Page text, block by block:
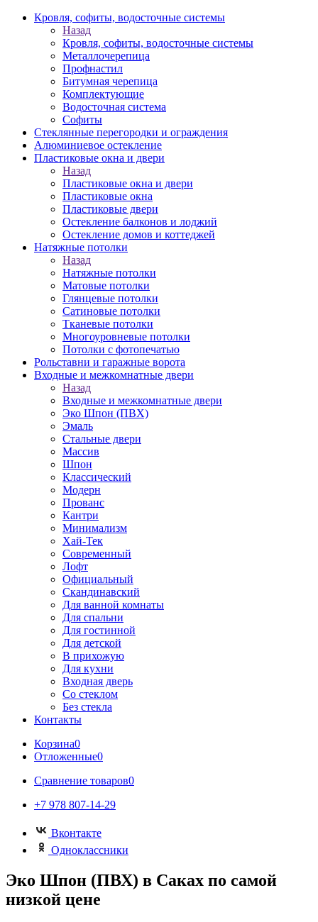
Кровля, софиты, водосточные системы
Назад
Кровля, софиты, водосточные системы
Металлочерепица
Профнастил
Битумная черепица
Комплектующие
Водосточная система
Софиты
Стеклянные перегородки и ограждения
Алюминиевое остекление
Пластиковые окна и двери
Назад
Пластиковые окна и двери
Пластиковые окна
Пластиковые двери
Остекление балконов и лоджий
Остекление домов и коттеджей
Натяжные потолки
Назад
Натяжные потолки
Матовые потолки
Глянцевые потолки
Сатиновые потолки
Тканевые потолки
Многоуровневые потолки
Потолки с фотопечатью
Рольставни и гаражные ворота
Входные и межкомнатные двери
Назад
Входные и межкомнатные двери
Эко Шпон (ПВХ)
Эмаль
Стальные двери
Массив
Шпон
Классический
Модерн
Прованс
Кантри
Минимализм
Хай-Тек
Современный
Лофт
Официальный
Скандинавский
Для ванной комнаты
Для спальни
Для гостинной
Для детской
В прихожую
Для кухни
Входная дверь
Со стеклом
Без стекла
Контакты
Корзина0
Отложенные0
Сравнение товаров0
+7 978 807-14-29
Вконтакте
Одноклассники
Эко Шпон (ПВХ) в Саках по самой
низкой цене